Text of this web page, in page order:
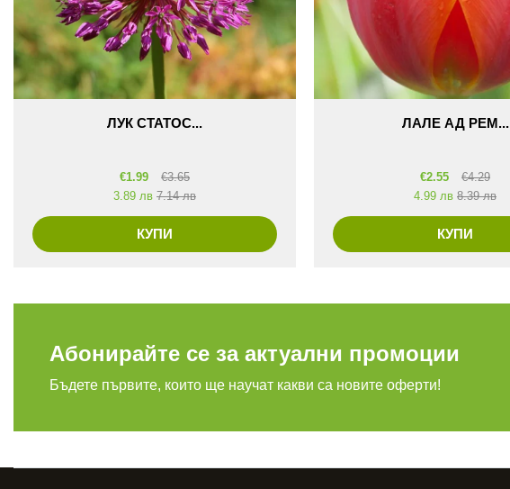
ЛУК СТАТОС...
€1.99 €3.65
3.89 лв 7.14 лв
КУПИ
ЛАЛЕ АД РЕМ...
€2.55 €4.29
4.99 лв 8.39 лв
КУПИ
Абонирайте се за актуални промоции
Бъдете първите, които ще научат какви са новите оферти!